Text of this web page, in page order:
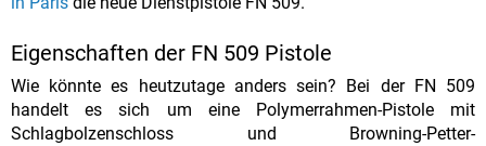
Eigenschaften der FN 509 Pistole
Wie könnte es heutzutage anders sein? Bei der FN 509
handelt es sich um eine Polymerrahmen-Pistole mit
Schlagbolzenschloss und Browning-Petter-